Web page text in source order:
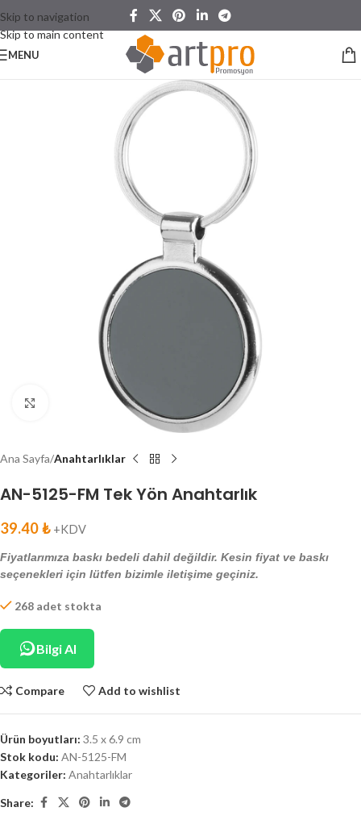
Skip to navigation
Skip to main content
MENU
Click to enlarge
Ana Sayfa Anahtarlıklar
AN-5125-FM Tek Yön Anahtarlık
39.40₺ +KDV
Fiyatlarımıza baskı bedeli dahil değildir. Kesin fiyat ve baskı
seçenekleri için lütfen bizimle iletişime geçiniz.
268 adet stokta
Bilgi Al
Compare Add to wishlist
Ürün boyutları: 3.5 x 6.9 cm
Stok kodu: AN-5125-FM
Kategoriler: Anahtarlıklar
Share: